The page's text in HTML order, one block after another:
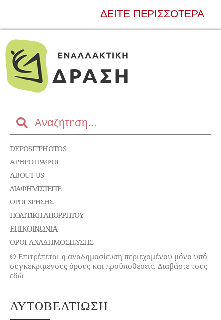
ΔΕΊΤΕ ΠΕΡΙΣΣΌΤΕΡΑ
DEPOSITPHOTOS
ΑΡΘΡΟΓΡΑΦΟΙ
ABOUT US
ΔΙΑΦΗΜΙΣΤΕΊΤΕ
ΌΡΟΙ ΧΡΉΣΗΣ
ΠΟΛΙΤΙΚΉ ΑΠΟΡΡΉΤΟΥ
ΕΠΙΚΟΙΝΩΝΊΑ
ΌΡΟΙ ΑΝΑΔΗΜΟΣΙΕΥΣΗΣ
© Επιτρέπεται η αναδημοσίευση περιεχομένου μόνο υπό
συγκεκριμένους όρους και προϋποθέσεις. Διαβάστε τους
εδώ
ΑΥΤΟΒΕΛΤΊΩΣΗ